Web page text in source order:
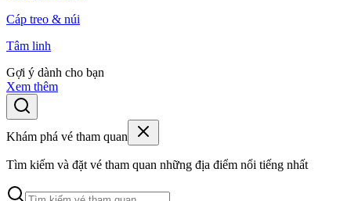
Cáp treo & núi
Tâm linh
Gợi ý dành cho bạn
Xem thêm
Khám phá vé tham quan
Tìm kiếm và đặt vé tham quan những địa điểm nổi tiếng nhất